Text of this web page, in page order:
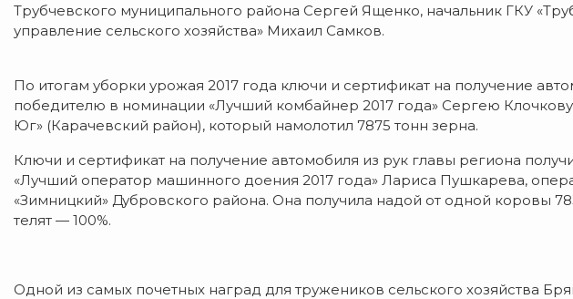
Трубчевского муниципального района Сергей Ященко, начальник ГКУ
управление сельского хозяйства» Михаил Самков.
По итогам уборки урожая 2017 года ключи и сертификат на получение
победителю в номинации «Лучший комбайнер 2017 года» Сергею
Юг» (Карачевский район), который намолотил 7875 тонн зерна.
Ключи и сертификат на получение автомобиля из рук главы региона
«Лучший оператор машинного доения 2017 года» Лариса Пушкарева,
«Зимницкий» Дубровского района. Она получила надой от одной коровы
телят — 100%.
Одной из самых почетных наград для тружеников сельского хозяйства